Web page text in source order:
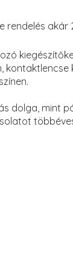
rendelés akár
dolga, mint